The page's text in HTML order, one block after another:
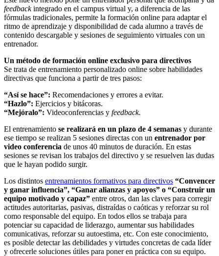
feedbackintegrado en el campus virtual y, a diferencia de las
fórmulas tradicionales, permite la formación online para adaptar el
ritmo de aprendizaje y disponibilidad de cada alumno a través de
contenido descargable y sesiones de seguimiento virtuales con un
entrenador.
Un método de formación online exclusivo para directivos
Se trata de entrenamiento personalizado online sobre habilidades
directivas que funciona a partir de tres pasos:
“Así se hace”: Recomendaciones y errores a evitar.
“Hazlo”: Ejercicios y bitácoras.
“Mejóralo”: Videoconferencias y feedback.
El entrenamiento se realizará en un plazo de 4 semanas y durante
ese tiempo se realizan 5 sesiones directas con un entrenador por
video conferencia de unos 40 minutos de duración. En estas
sesiones se revisan los trabajos del directivo y se resuelven las dudas
que le hayan podido surgir.
Los distintos entrenamientos formativos para directivos “Convencer
y ganar influencia”, “Ganar alianzas y apoyos” o “Construir un
equipo motivado y capaz” entre otros, dan las claves para corregir
actitudes autoritarias, pasivas, distraídas o caóticas y reforzar su rol
como responsable del equipo. En todos ellos se trabaja para
potenciar su capacidad de liderazgo, aumentar sus habilidades
comunicativas, reforzar su autoestima, etc. Con este conocimiento,
es posible detectar las debilidades y virtudes concretas de cada líder
y ofrecerle soluciones útiles para poner en práctica con su equipo.